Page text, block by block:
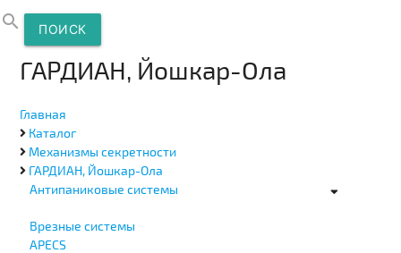
search ПОИСК
ГАРДИАН, Йошкар-Ола
Главная
Каталог
Механизмы секретности
ГАРДИАН, Йошкар-Ола
Антипаниковые системы
Врезные системы
APECS